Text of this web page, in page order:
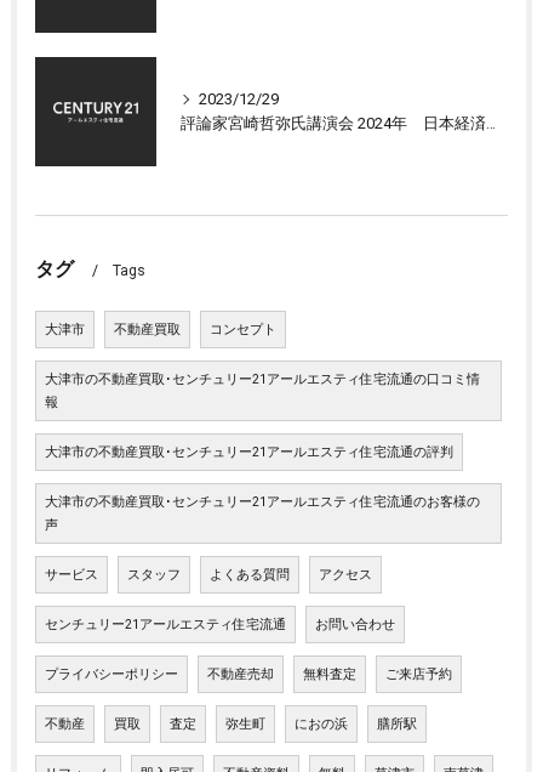
2023/12/29
タグ Tags
大津市 不動産買取 コンセプト
大津市の不動産買取･センチュリー21アールエスティ住宅流通の口コミ情
報
大津市の不動産買取･センチュリー21アールエスティ住宅流通の評判
大津市の不動産買取･センチュリー21アールエスティ住宅流通のお客様の
声
サービス スタッフ よくある質問 アクセス
センチュリー21アールエスティ住宅流通 お問い合わせ
プライバシーポリシー 不動産売却 無料査定 ご来店予約
不動産 買取 査定 弥生町 におの浜 膳所駅